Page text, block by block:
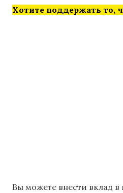
Хотите поддержать то,
Вы можете внести вклад в